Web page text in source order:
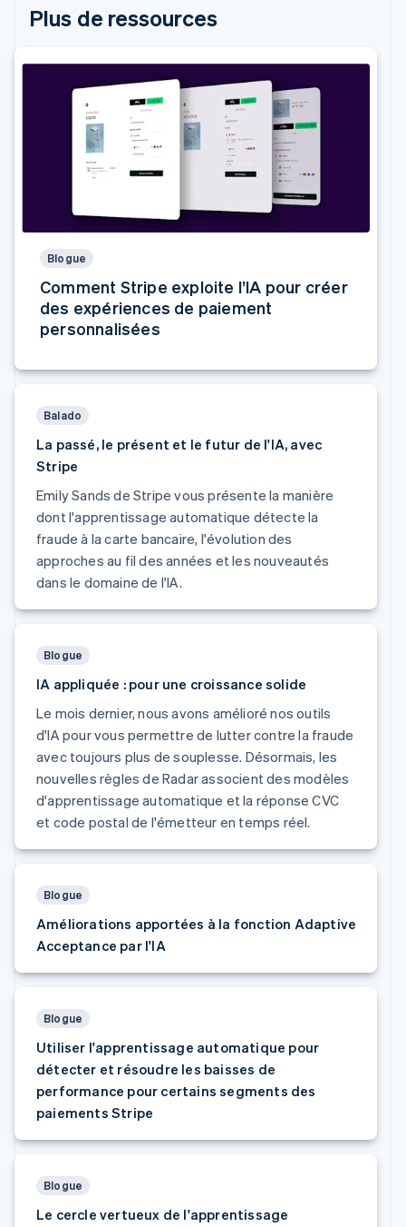
Plus de ressources
Blogue
Comment Stripe exploite l’IA pour créer
des expériences de paiement
personnalisées
Balado
La passé, le présent et le futur de l'IA, avec
Stripe
Emily Sands de Stripe vous présente la manière
dont l'apprentissage automatique détecte la
fraude à la carte bancaire, l'évolution des
approches au fil des années et les nouveautés
dans le domaine de l'IA.
Blogue
IA appliquée : pour une croissance solide
Le mois dernier, nous avons amélioré nos outils
d'IA pour vous permettre de lutter contre la fraude
avec toujours plus de souplesse. Désormais, les
nouvelles règles de Radar associent des modèles
d'apprentissage automatique et la réponse CVC
et code postal de l'émetteur en temps réel.
Blogue
Améliorations apportées à la fonction Adaptive
Acceptance par l'IA
Blogue
Utiliser l'apprentissage automatique pour
détecter et résoudre les baisses de
performance pour certains segments des
paiements Stripe
Blogue
Le cercle vertueux de l'apprentissage
Allemagne
Deutsch
English
Autriche
DeutschEnglish
Belgique
Nederlands Français Deutsch
PortuguêsEnglish
English
Canada
EnglishFrançais
简体中文English
Chypre
English
Croatie
Italiano
Danemark
English
Émirats arabes unis
Espagne
Estonie
English
English
FrançaisEnglish
Gibraltar
English
Grèce
Hongrie
Inde
Irlande